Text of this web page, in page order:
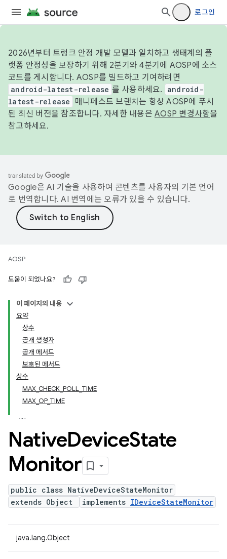
로그인
2026년부터 트렁크 안정 개발 모델과 일치하고 생태계의 플
랫폼 안정성을 보장하기 위해 2분기와 4분기에 AOSP에 소스
코드를 게시합니다. AOSP를 빌드하고 기여하려면
android-latest-release 를 사용하세요.
android-
latest-release
매니페스트 브랜치는 항상 AOSP에 푸시
된 최신 버전을 참조합니다. 자세한 내용은 AOSP 변경사항을
참고하세요.
Google은 AI 기술을 사용하여 콘텐츠를 사용자의 기본 언어
로 번역합니다. AI 번역에는 오류가 있을 수 있습니다.
AOSP
도움이 되었나요?
이 페이지의 내용
요약
상수
공개 생성자
공개 메서드
보호된 메서드
상수
MAX_CHECK_POLL_TIME
MAX_OP_TIME
NativeDeviceState
Monitor
public class NativeDeviceStateMonitor
extends Object
implements IDeviceStateMonitor
java.lang.Object